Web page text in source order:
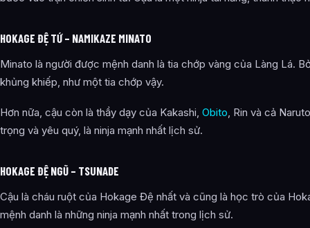
HOKAGE ĐỆ TỨ – NAMIKAZE MINATO
Minato là người được mệnh danh là tia chớp vàng của Làng Lá.
khủng khiếp, như một tia chớp vậy.
Hơn nữa, cậu còn là thầy dạy của Kakashi, Obito, Rin và cả
trọng và yêu quý, là ninja mạnh nhất lịch sử.
HOKAGE ĐỆ NGŨ – TSUNADE
Cậu là cháu ruột của Hokage Đệ nhất và cũng là học trò của
mệnh danh là những ninja mạnh nhất trong lịch sử.